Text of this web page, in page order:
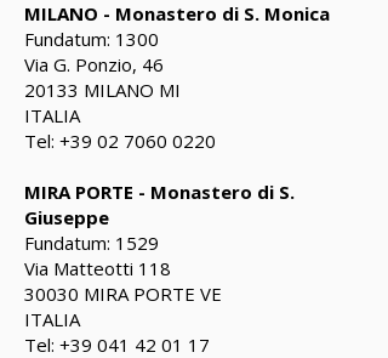
MILANO - Monastero di S. Monica
Fundatum: 1300
Via G. Ponzio, 46
20133 MILANO MI
ITALIA
Tel: +39 02 7060 0220
MIRA PORTE - Monastero di S.
Giuseppe
Fundatum: 1529
Via Matteotti 118
30030 MIRA PORTE VE
ITALIA
Tel: +39 041 42 01 17